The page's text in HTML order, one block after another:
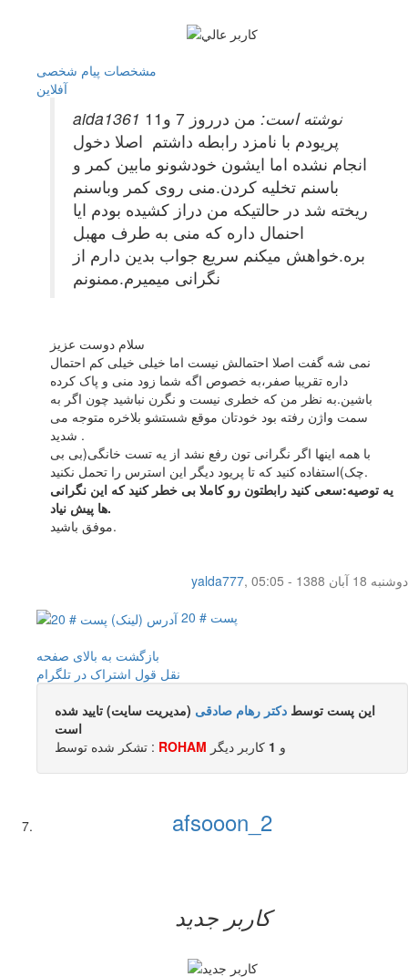
مشخصات پیام شخصی
آفلاين
aida1361 نوشته است:
من درروز 7 و11
پریودم با نامزد رابطه داشتم اصلا دخول
انجام نشده اما ایشون خودشونو مابین کمر و
باسنم تخلیه کردن.منی روی کمر وباسنم
ریخته شد در حالتیکه من دراز کشیده بودم ایا
احنمال داره که منی به طرف مهبل
بره.خواهش میکنم سریع جواب بدین دارم از
نگرانی میمیرم.ممنونم
سلام دوست عزیز
نمی شه گفت اصلا احتمالش نیست اما خیلی خیلی کم احتمال
داره تقریبا صفر،به خصوص اگه شما زود منی و پاک کرده
باشین.به نظر من که خطری نیست و نگرن نباشید چون اگر به
سمت واژن رفته بود خودتان موقع شستشو بلاخره متوجه می
شدید .
با همه اینها اگر نگرانی تون رفع نشد از یه تست خانگی(بی بی
چک)استفاده کنید که تا پریود دیگر این استرس را تحمل نکنید.
یه توصیه:سعی کنید رابطتون رو کاملا بی خطر کنید که این نگرانی
ها پیش نیاد.
موفق باشید.
yalda777,
دوشنبه 18 آبان 1388 - 05:05
پست # 20
بازگشت به بالای صفحه
نقل قول اشتراک در تلگرام
این پست توسط دکتر رهام صادقی (مدیریت سایت) تایید شده
است
تشکر شده توسط : ROHAM و 1 کاربر ديگر
afsooon_2
کاربر جدید